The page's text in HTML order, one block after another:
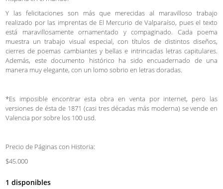
Y las felicitaciones son más que merecidas al maravilloso trabajo
realizado por las imprentas de El Mercurio de Valparaíso, pues el texto
está maravillosamente ornamentado y compaginado. Cada poema
muestra un trabajo visual especial, con títulos de distintos diseños,
cierres de poemas cambiantes y bellas e intrincadas letras capitulares.
Además, este documento histórico ha sido encuadernado de una
manera muy elegante, con un lomo sobrio en letras doradas.
*Es imposible encontrar esta obra en venta por internet, pero las
versiones de ésta de 1871 (casi tres décadas más moderna) se vende en
Valencia por sobre los 100 usd.
Precio de Páginas con Historia:
$45.000
1 disponibles